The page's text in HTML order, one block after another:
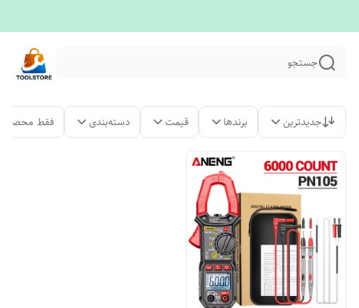
جستجو
جدیدترین برندها قیمت دسته‌بندی فقط